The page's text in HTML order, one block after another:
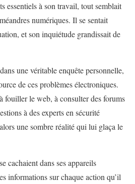
essentiels à son travail, tout semblait
numériques. Il se sentait
et son inquiétude grandissait de
une véritable enquête personnelle,
de ces problèmes électroniques.
fouiller le web, à consulter des forums
à des experts en sécurité
une sombre réalité qui lui glaça le
cachaient dans ses appareils
informations sur chaque action qu’il